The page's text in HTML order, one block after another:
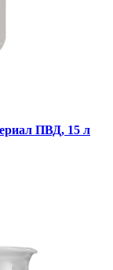
ПВД, 15 л